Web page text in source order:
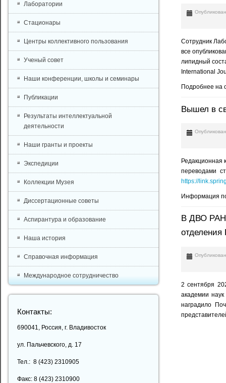
Сотрудник
все
липидный
International
Подробнее на
Вышел в
Редакционная
переводами
https://
Информация
В ДВО РАН
отделения
2 сентября
академии
наградило
Лаборатории
Стационары
Центры коллективного пользования
Ученый совет
Наши конференции, школы и семинары
Публикации
Результаты интеллектуальной
деятельности
Наши гранты и проекты
Экспедиции
Коллекции Музея
Диссертационные советы
Аспирантура и образование
Наша история
Справочная информация
Международное сотрудничество
Контакты:
690041, Россия, г. Владивосток
ул. Пальчевского, д. 17
Тел.: 8 (423) 2310905
Факс: 8 (423) 2310900